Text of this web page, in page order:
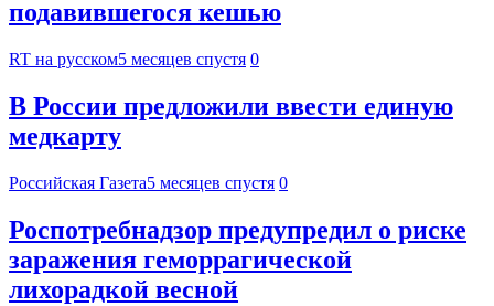
подавившегося кешью
RT на русском5 месяцев спустя 0
В России предложили ввести единую
медкарту
Российская Газета5 месяцев спустя 0
Роспотребнадзор предупредил о риске
заражения геморрагической
лихорадкой весной